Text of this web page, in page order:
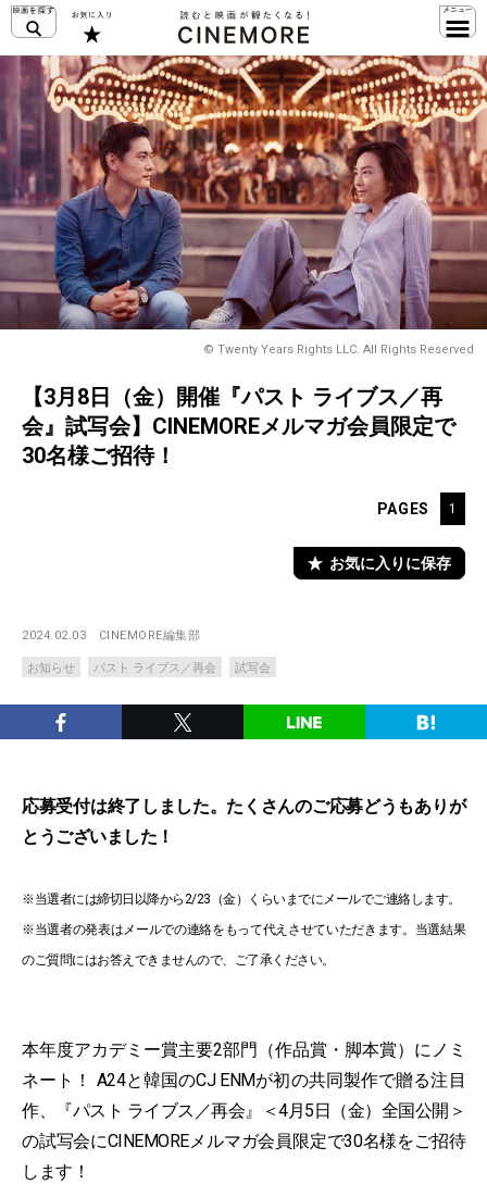
© Twenty Years Rights LLC. All Rights Reserved
【3月8日（金）開催『パスト ライブス／再
会』試写会】CINEMOREメルマガ会員限定で
30名様ご招待！
PAGES 1
お気に入りに保存
2024.02.03 CINEMORE編集部
お知らせ パスト ライブス／再会 試写会
応募受付は終了しました。たくさんのご応募どうもありが
とうございました！
※当選者には締切日以降から2/23（金）くらいまでにメールでご連絡します。
※当選者の発表はメールでの連絡をもって代えさせていただきます。当選結果
のご質問にはお答えできませんので、ご了承ください。
本年度アカデミー賞主要2部門（作品賞・脚本賞）にノミ
ネート！ A24と韓国のCJ ENMが初の共同製作で贈る注目
作、『パスト ライブス／再会』＜4月5日（金）全国公開＞
の試写会にCINEMOREメルマガ会員限定で30名様をご招待
します！